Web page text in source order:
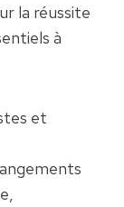
la réussite
à
et